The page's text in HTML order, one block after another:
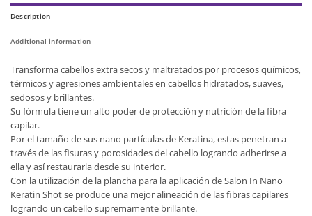
Description
Additional information
Transforma cabellos extra secos y maltratados por procesos químicos,
térmicos y agresiones ambientales en cabellos hidratados, suaves,
sedosos y brillantes.
Su fórmula tiene un alto poder de protección y nutrición de la fibra
capilar.
Por el tamaño de sus nano partículas de Keratina, estas penetran a
través de las fisuras y porosidades del cabello logrando adherirse a
ella y así restaurarla desde su interior.
Con la utilización de la plancha para la aplicación de Salon In Nano
Keratin Shot se produce una mejor alineación de las fibras capilares
logrando un cabello supremamente brillante.